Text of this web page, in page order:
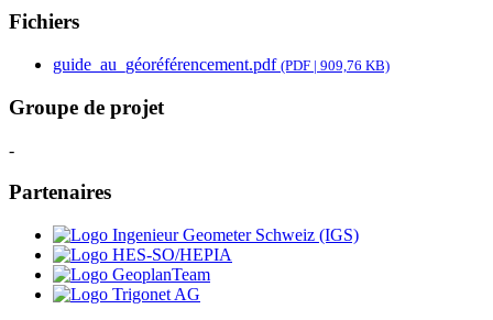
Fichiers
guide_au_géoréférencement.pdf (PDF | 909,76 KB)
Groupe de projet
-
Partenaires